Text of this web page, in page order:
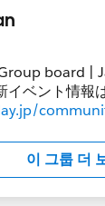
)
board |
イベント情報
이 그룹 더